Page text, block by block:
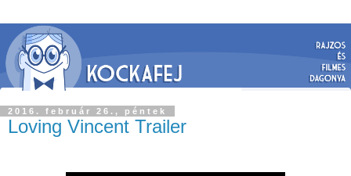
2016. február 26., péntek
Loving Vincent Trailer